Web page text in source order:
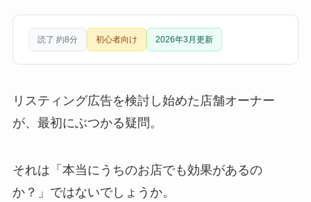
読了 約8分 初心者向け 2026年3月更新
リスティング広告を検討し始めた店舗オーナー
が、最初にぶつかる疑問。
それは「本当にうちのお店でも効果があるの
か？」ではないでしょうか。